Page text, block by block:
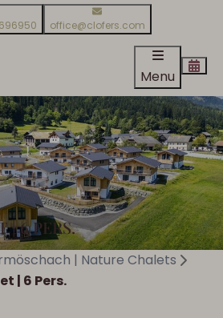
office@clofers.com
Menu
| 6 PERS.
| Nature Chalets
| 6 Pers.